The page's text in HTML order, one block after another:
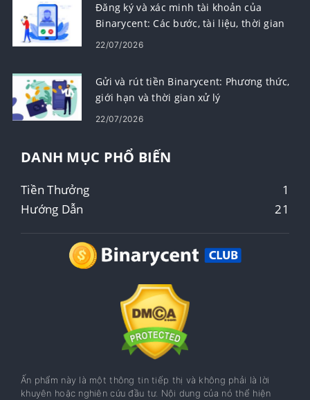
Đăng ký và xác minh tài khoản của
Binarycent: Các bước, tài liệu, thời gian
22/07/2026
Gửi và rút tiền Binarycent: Phương thức,
giới hạn và thời gian xử lý
22/07/2026
DANH MỤC PHỔ BIẾN
Tiền Thưởng
1
Hướng Dẫn
21
Ấn phẩm này là một thông tin tiếp thị và không phải là lời
khuyên hoặc nghiên cứu đầu tư. Nội dung của nó thể hiện